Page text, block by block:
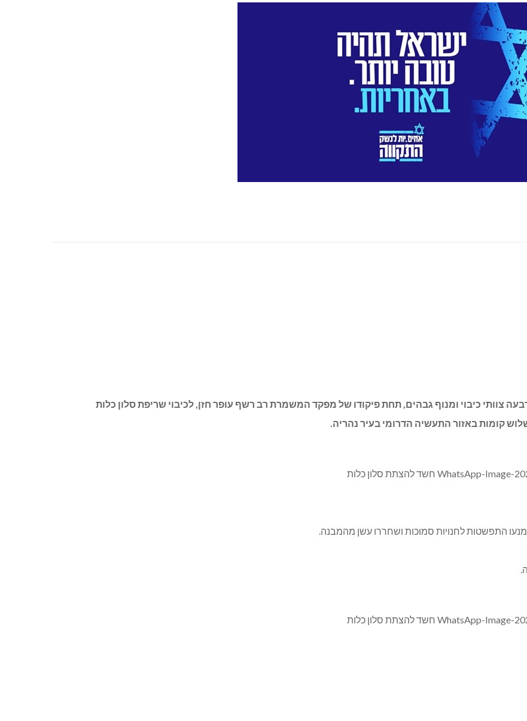
(שני 12/9/22) פעלו ארבעה צוותי כיבוי ומנוף גבהים, תחת פיקודו של מפקד המשמרת רב רשף עופר חזן, לכיבוי שריפת סלון כלות
קומות באזור התעשיה הדרומי בעיר נהריה.
התפשטות לחנויות סמוכות ושחררו עשן מהמבנה.